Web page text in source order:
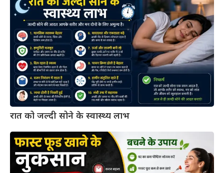
रात को जल्दी सोने के स्वास्थ्य लाभ